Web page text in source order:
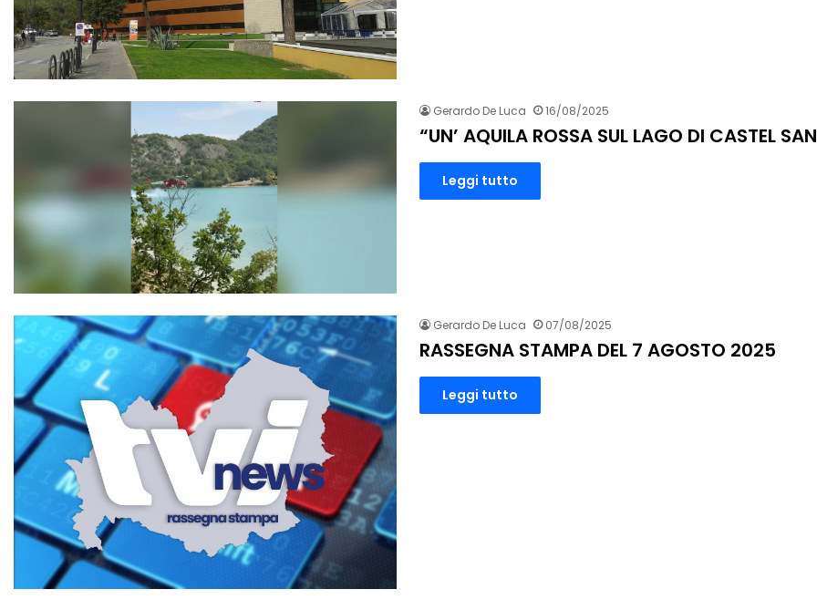
Gerardo De Luca 16/08/2025
“UN’ AQUILA ROSSA SUL LAGO DI CASTEL
Leggi tutto
Gerardo De Luca 07/08/2025
RASSEGNA STAMPA DEL 7 AGOSTO 2025
Leggi tutto